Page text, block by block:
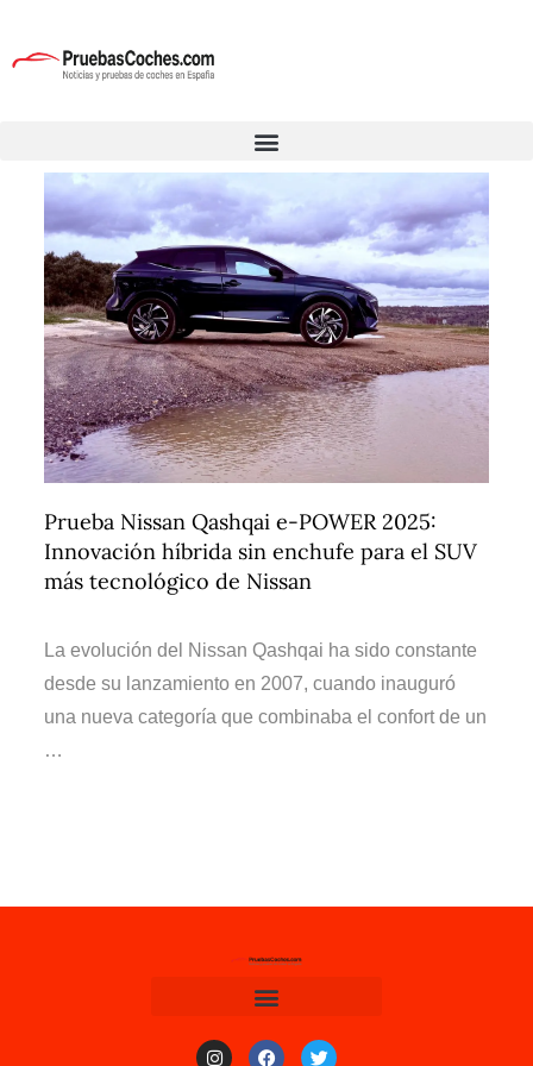
Prueba Nissan Qashqai e-POWER 2025:
Innovación híbrida sin enchufe para el SUV
más tecnológico de Nissan
La evolución del Nissan Qashqai ha sido constante
desde su lanzamiento en 2007, cuando inauguró
una nueva categoría que combinaba el confort de un
…